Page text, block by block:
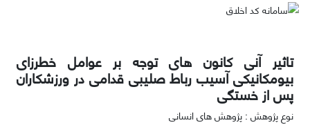
تاثیر آنی کانون های توجه بر عوامل خطرزای
بیومکانیکی آسیب رباط صلیبی قدامی در ورزشکاران
پس از خستگی
نوع پژوهش : پژوهش های انسانی